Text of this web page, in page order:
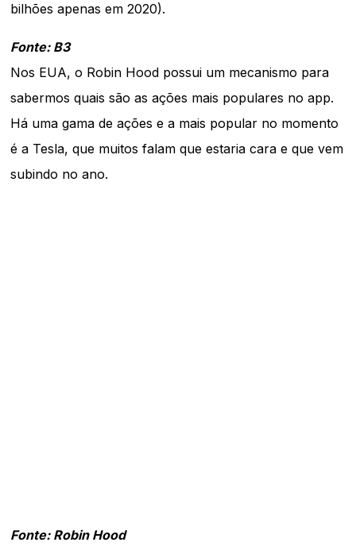
bilhões apenas em 2020).
Fonte: B3
Nos EUA, o Robin Hood possui um mecanismo para
sabermos quais são as ações mais populares no app.
Há uma gama de ações e a mais popular no momento
é a Tesla, que muitos falam que estaria cara e que vem
subindo no ano.
Fonte: Robin Hood